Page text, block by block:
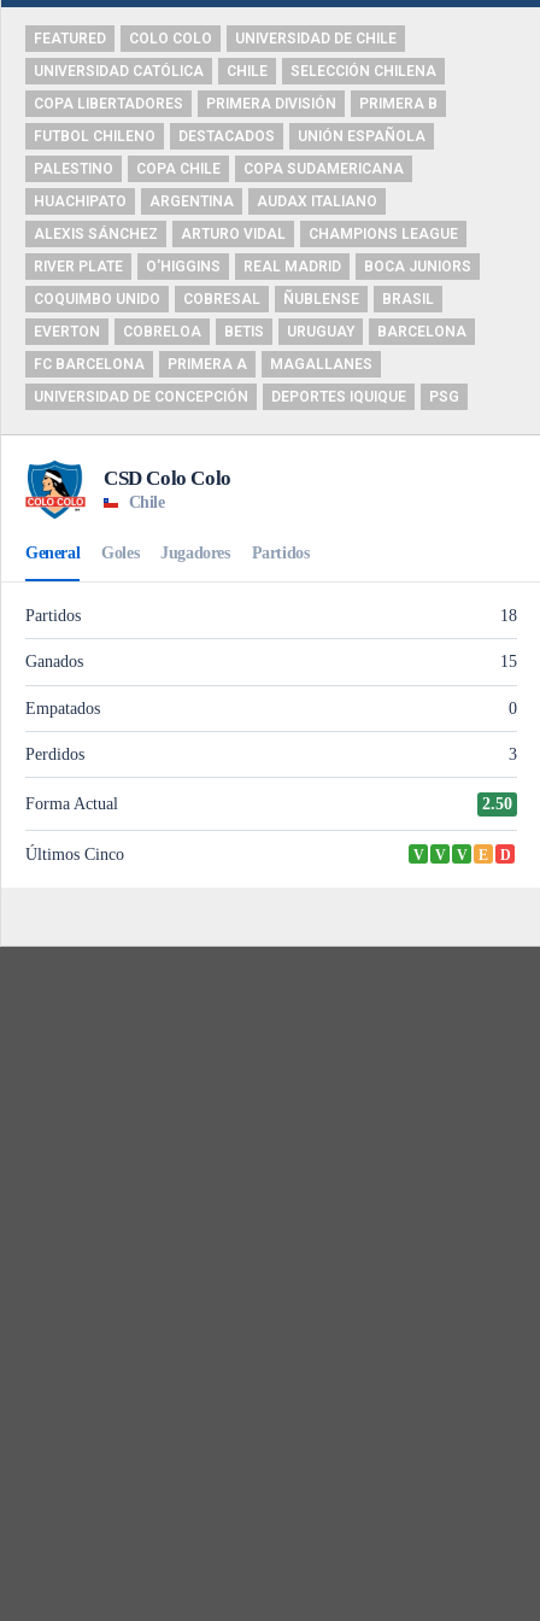
FEATURED COLO COLO
UNIVERSIDAD DE CHILE
UNIVERSIDAD CATÓLICA
CHILE
SELECCIÓN CHILENA
COPA LIBERTADORES
PRIMERA DIVISIÓN
PRIMERA B
FUTBOL CHILENO
DESTACADOS
UNIÓN ESPAÑOLA
PALESTINO
COPA CHILE
COPA SUDAMERICANA
HUACHIPATO
ARGENTINA
AUDAX ITALIANO
ALEXIS SÁNCHEZ
ARTURO VIDAL
CHAMPIONS LEAGUE
RIVER PLATE
O'HIGGINS REAL MADRID
BOCA JUNIORS
COQUIMBO UNIDO
COBRESAL ÑUBLENSE
BRASIL
EVERTON
COBRELOA BETIS URUGUAY
BARCELONA
FC BARCELONA
PRIMERA A
MAGALLANES
UNIVERSIDAD DE CONCEPCIÓN
DEPORTES IQUIQUE PSG